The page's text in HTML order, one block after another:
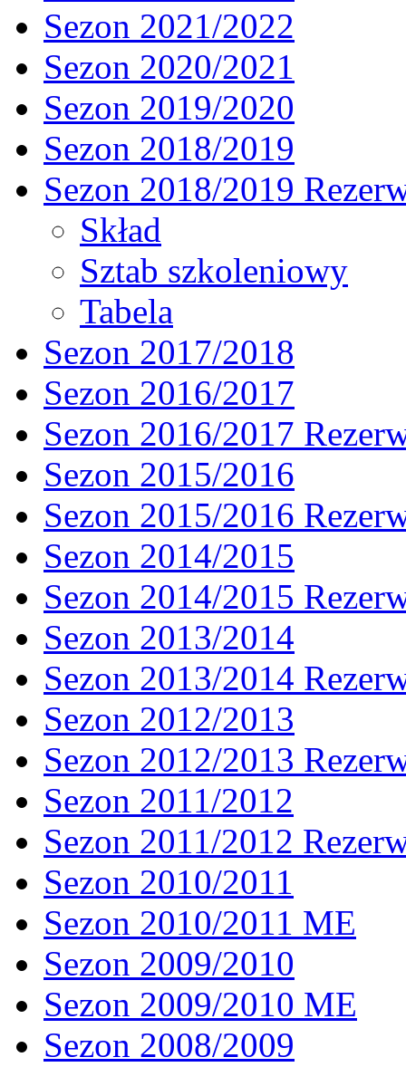
Sezon 2021/2022
Sezon 2020/2021
Sezon 2019/2020
Sezon 2018/2019
Sezon 2018/2019
Skład
Sztab szkoleniowy
Tabela
Sezon 2017/2018
Sezon 2016/2017
Sezon 2016/2017
Sezon 2015/2016
Sezon 2015/2016
Sezon 2014/2015
Sezon 2014/2015
Sezon 2013/2014
Sezon 2013/2014
Sezon 2012/2013
Sezon 2012/2013
Sezon 2011/2012
Sezon 2011/2012
Sezon 2010/2011
Sezon 2010/2011 ME
Sezon 2009/2010
Sezon 2009/2010 ME
Sezon 2008/2009